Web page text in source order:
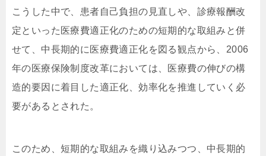
こうした中で、患者自己負担の見直しや、診療報酬改
定といった医療費適正化のための短期的な取組みと併
せて、中長期的に医療費適正化を図る観点から、2006
年の医療保険制度改革においては、医療費の伸びの構
造的要因に着目した適正化、効率化を推進していく必
要があるとされた。
このため、短期的な取組みを織り込みつつ、中長期的